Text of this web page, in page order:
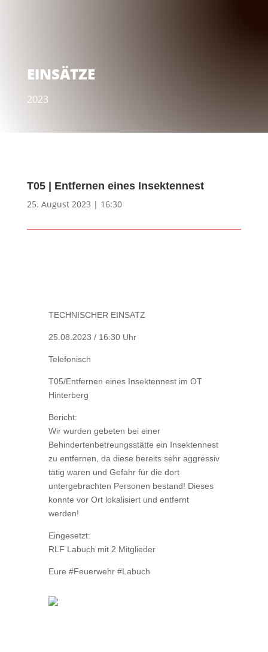
EINSÄTZE
2023
T05 | Entfernen eines Insektennest
25. August 2023 | 16:30
TECHNISCHER EINSATZ
25.08.2023 / 16:30 Uhr
Telefonisch
T05/Entfernen eines Insektennest im OT
Hinterberg
Bericht:
Wir wurden gebeten bei einer
Behindertenbetreungsstätte ein Insektennest
zu entfernen, da diese bereits sehr aggressiv
tätig waren und Gefahr für die dort
untergebrachten Personen bestand! Dieses
konnte vor Ort lokalisiert und entfernt
werden!
Eingesetzt:
RLF Labuch mit 2 Mitglieder
Eure #Feuerwehr #Labuch